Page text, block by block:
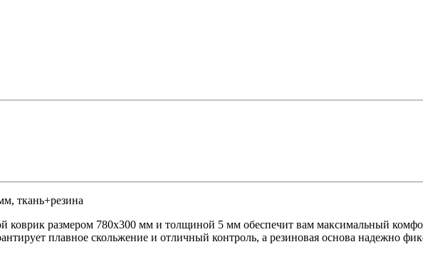
животные
ткань+резина
коврик размером 780x300 мм и толщиной 5 мм обеспечит вам максимальный
плавное скольжение и отличный контроль, а резиновая основа надежно